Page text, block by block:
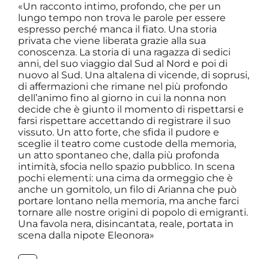
«Un racconto intimo, profondo, che per un
lungo tempo non trova le parole per essere
espresso perché manca il fiato. Una storia
privata che viene liberata grazie alla sua
conoscenza. La storia di una ragazza di sedici
anni, del suo viaggio dal Sud al Nord e poi di
nuovo al Sud. Una altalena di vicende, di soprusi,
di affermazioni che rimane nel più profondo
dell’animo fino al giorno in cui la nonna non
decide che è giunto il momento di rispettarsi e
farsi rispettare accettando di registrare il suo
vissuto. Un atto forte, che sfida il pudore e
sceglie il teatro come custode della memoria,
un atto spontaneo che, dalla più profonda
intimità, sfocia nello spazio pubblico. In scena
pochi elementi: una cima da ormeggio che è
anche un gomitolo, un filo di Arianna che può
portare lontano nella memoria, ma anche farci
tornare alle nostre origini di popolo di emigranti.
Una favola nera, disincantata, reale, portata in
scena dalla nipote Eleonora»